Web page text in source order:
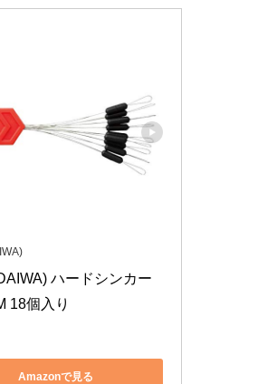
ハードシンカー
18個入り
Amazonで見る